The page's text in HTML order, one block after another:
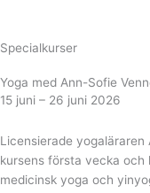
Specialkurser
Yoga med Ann-Sofie
15 juni – 26 juni 2026
Licensierade
kursens första vecka och
medicinsk yoga och